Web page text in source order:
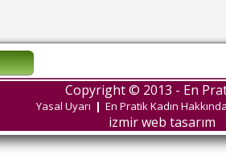
Copyright © 2013 - En
Yasal Uyarı | En Pratik Kadın
izmir web tasarım